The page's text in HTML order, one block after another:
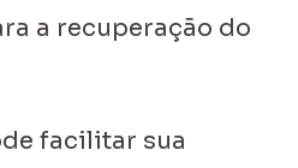
a recuperação do
facilitar sua